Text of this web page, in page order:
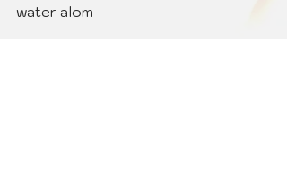
water alom